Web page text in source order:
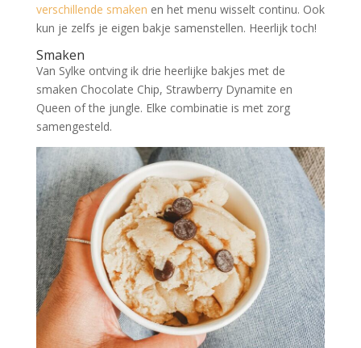
verschillende smaken en het menu wisselt continu. Ook
kun je zelfs je eigen bakje samenstellen. Heerlijk toch!
Smaken
Van Sylke ontving ik drie heerlijke bakjes met de
smaken Chocolate Chip, Strawberry Dynamite en
Queen of the jungle. Elke combinatie is met zorg
samengesteld.